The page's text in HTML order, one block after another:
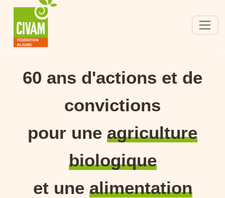
60 ans d'actions et de
convictions
pour une agriculture
biologique
et une alimentation